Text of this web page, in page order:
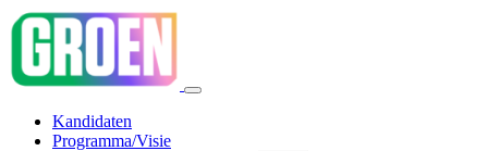
Kandidaten
Programma/Visie